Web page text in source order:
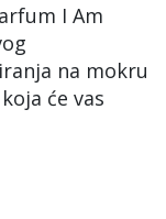
I Am
na mokru
će vas